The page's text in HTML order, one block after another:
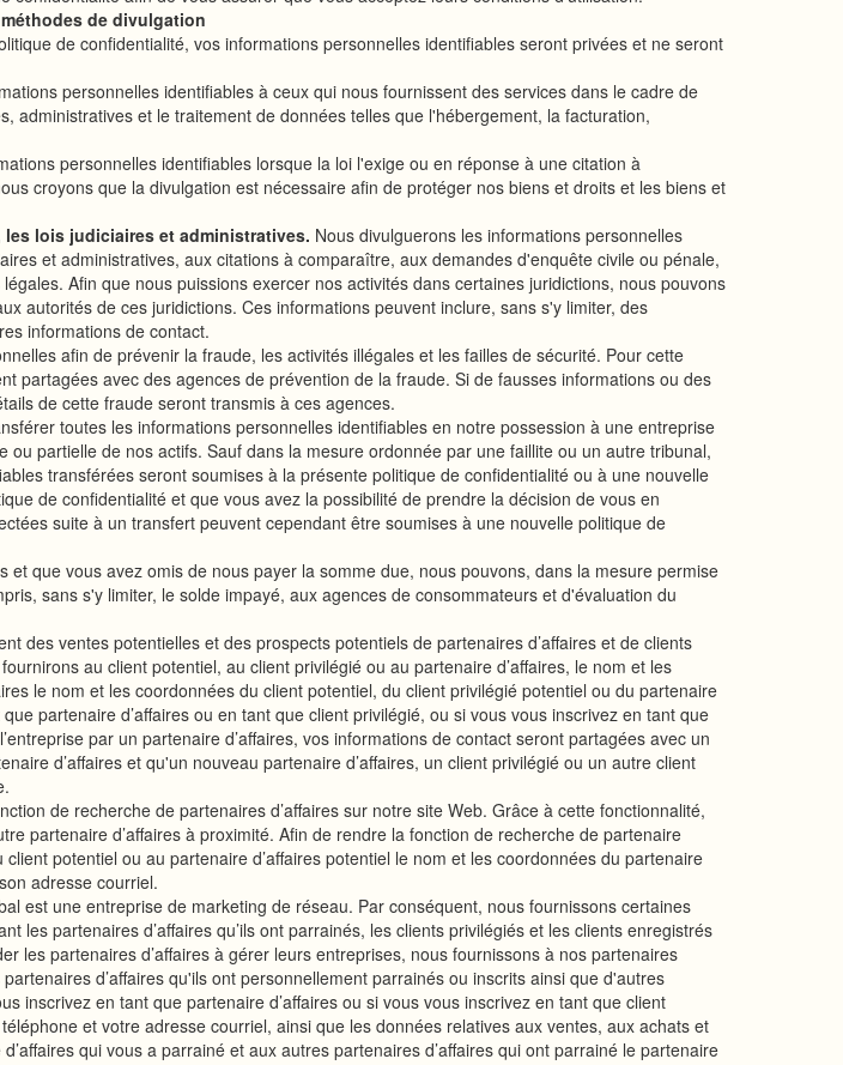
de divulgation
de confidentialité, vos informations personnelles identifiables seront privées et ne seront
personnelles identifiables à ceux qui nous fournissent des services dans le cadre de
administratives et le traitement de données telles que l'hébergement, la facturation,
personnelles identifiables lorsque la loi l'exige ou en réponse à une citation à
croyons que la divulgation est nécessaire afin de protéger nos biens et droits et les biens et
lois judiciaires et administratives. Nous divulguerons les informations personnelles
et administratives, aux citations à comparaître, aux demandes d'enquête civile ou pénale,
Afin que nous puissions exercer nos activités dans certaines juridictions, nous pouvons
autorités de ces juridictions. Ces informations peuvent inclure, sans s'y limiter, des
informations de contact.
afin de prévenir la fraude, les activités illégales et les failles de sécurité. Pour cette
partagées avec des agences de prévention de la fraude. Si de fausses informations ou des
de cette fraude seront transmis à ces agences.
toutes les informations personnelles identifiables en notre possession à une entreprise
partielle de nos actifs. Sauf dans la mesure ordonnée par une faillite ou un autre tribunal,
transférées seront soumises à la présente politique de confidentialité ou à une nouvelle
de confidentialité et que vous avez la possibilité de prendre la décision de vous en
suite à un transfert peuvent cependant être soumises à une nouvelle politique de
et que vous avez omis de nous payer la somme due, nous pouvons, dans la mesure permise
sans s'y limiter, le solde impayé, aux agences de consommateurs et d'évaluation du
des ventes potentielles et des prospects potentiels de partenaires d’affaires et de clients
au client potentiel, au client privilégié ou au partenaire d’affaires, le nom et les
le nom et les coordonnées du client potentiel, du client privilégié potentiel ou du partenaire
partenaire d’affaires ou en tant que client privilégié, ou si vous vous inscrivez en tant que
par un partenaire d’affaires, vos informations de contact seront partagées avec un
d’affaires et qu'un nouveau partenaire d’affaires, un client privilégié ou un autre client
de recherche de partenaires d’affaires sur notre site Web. Grâce à cette fonctionnalité,
partenaire d’affaires à proximité. Afin de rendre la fonction de recherche de partenaire
potentiel ou au partenaire d’affaires potentiel le nom et les coordonnées du partenaire
adresse courriel.
est une entreprise de marketing de réseau. Par conséquent, nous fournissons certaines
les partenaires d’affaires qu’ils ont parrainés, les clients privilégiés et les clients enregistrés
les partenaires d’affaires à gérer leurs entreprises, nous fournissons à nos partenaires
d’affaires qu'ils ont personnellement parrainés ou inscrits ainsi que d'autres
inscrivez en tant que partenaire d’affaires ou si vous vous inscrivez en tant que client
et votre adresse courriel, ainsi que les données relatives aux ventes, aux achats et
qui vous a parrainé et aux autres partenaires d’affaires qui ont parrainé le partenaire